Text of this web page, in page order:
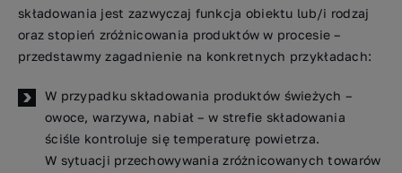
składowania jest zazwyczaj funkcja obiektu lub/i rodzaj
oraz stopień zróżnicowania produktów w procesie –
przedstawmy zagadnienie na konkretnych przykładach:
W przypadku składowania produktów świeżych –
owoce, warzywa, nabiał – w strefie składowania
ściśle kontroluje się temperaturę powietrza.
W sytuacji przechowywania zróżnicowanych towarów